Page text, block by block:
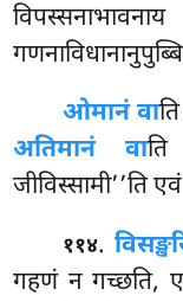
ओमानं वा
अतिमानं वा
जीविस्सामी’’ति
११४.
गहणं न गच्छति,